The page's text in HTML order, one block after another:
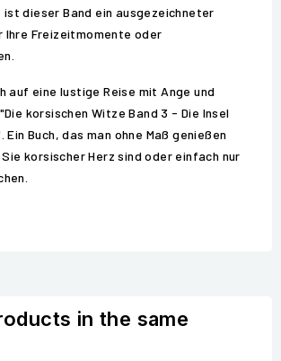
ist dieser Band ein ausgezeichneter
Ihre Freizeitmomente oder
auf eine lustige Reise mit Ange und
korsischen Witze Band 3 - Die Insel
Buch, das man ohne Maß genießen
korsischer Herz sind oder einfach nur
in the same